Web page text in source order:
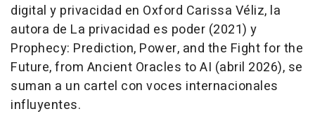
digital y privacidad en Oxford Carissa Véliz, la
autora de La privacidad es poder (2021) y
Prophecy: Prediction, Power, and the Fight for the
Future, from Ancient Oracles to AI (abril 2026), se
suman a un cartel con voces internacionales
influyentes.